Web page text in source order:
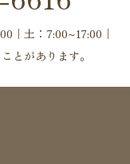
｜土：7:00~17:00｜
とがあります。